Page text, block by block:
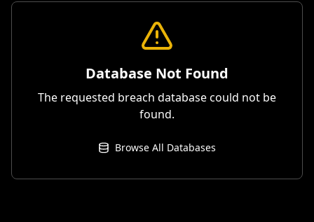
Database Not Found
The requested breach database could not be
found.
Browse All Databases